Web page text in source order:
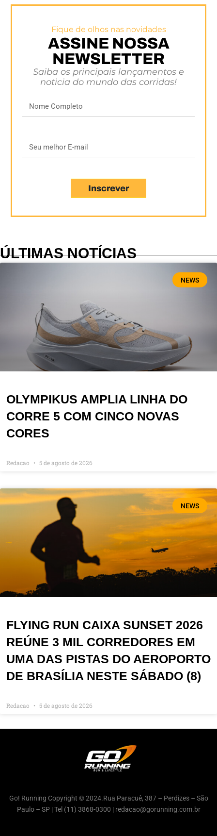
Fique de olhos nas novidades
ASSINE NOSSA
NEWSLETTER
Saiba os principais lançamentos e
noticia do mundo das corridas!
Inscrever
ÚLTIMAS NOTÍCIAS
NEWS
OLYMPIKUS AMPLIA LINHA DO
CORRE 5 COM CINCO NOVAS
CORES
Redacao 5 de agosto de 2026
NEWS
FLYING RUN CAIXA SUNSET 2026
REÚNE 3 MIL CORREDORES EM
UMA DAS PISTAS DO AEROPORTO
DE BRASÍLIA NESTE SÁBADO (8)
Redacao 5 de agosto de 2026
Go! Running Copyright © 2024.Rua Paracuê, 387 – Perdizes – São
Paulo – SP | Tel (11) 3868-0300 | redacao@gorunning.com.br